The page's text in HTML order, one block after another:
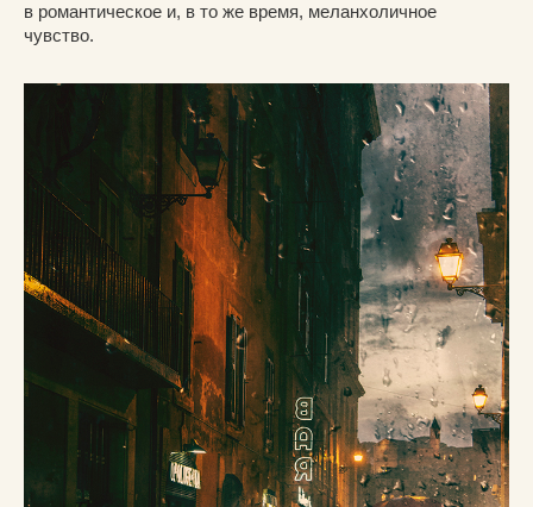
в романтическое и, в то же время, меланхоличное
чувство.